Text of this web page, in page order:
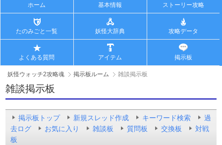
ホーム 基本情報 ストーリー攻略
たのみごと一覧 妖怪大辞典 攻略データ
よくある質問 アイテム 掲示板
妖怪ウォッチ2攻略魂 掲示板ルーム 雑談掲示板
雑談掲示板
掲示板トップ 新規スレッド作成 キーワード検索
過
去ログ
お気に入り 雑談板 質問板 交換板
対戦
板